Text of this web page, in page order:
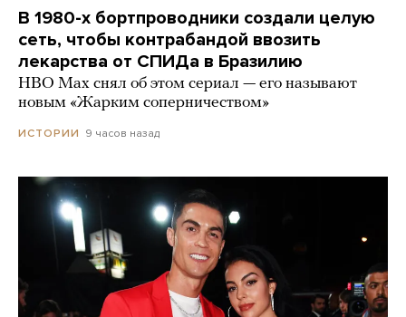
В 1980-х бортпроводники создали целую
сеть, чтобы контрабандой ввозить
лекарства от СПИДа в Бразилию
HBO Max снял об этом сериал — его называют
новым «Жарким соперничеством»
ИСТОРИИ 9 часов назад